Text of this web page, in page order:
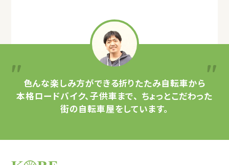
色んな楽しみ方ができる折りたたみ自転車から
本格ロードバイク、子供車まで、 ちょっとこだわった
街の自転車屋をしています。